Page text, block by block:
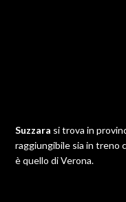
Suzzara si trova in
raggiungibile sia in treno
è quello di Verona.